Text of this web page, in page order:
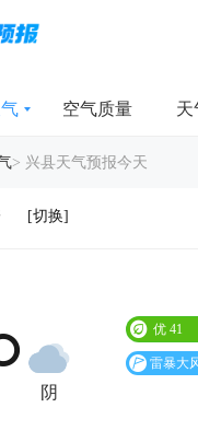
空气质量 天
> 兴县天气预报今天
[切换]
阴
优 41
雷暴大